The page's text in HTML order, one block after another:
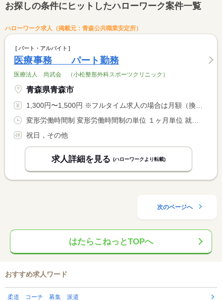
お探しの条件にヒットしたハローワーク案件一覧
ハローワーク求人（掲載元：青森公共職業安定所）
パート・アルバイト
医療事務 パート勤務
医療法人 尚武会 （小松整形外科スポーツクリニック）
青森県青森市
1,300円〜1,500円 ※フルタイム求人の場合は月額（換算額）、パート求人の場合は時間額を表示しています。
祝日，その他
求人詳細を見る (ハローワークより転載)
次のページへ
はたらこねっとTOPへ
おすすめ求人ワード
柔道 コーチ 募集 派遣